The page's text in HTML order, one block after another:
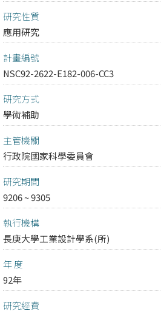
研究性質
應用研究
計畫編號
NSC92-2622-E182-006-CC3
研究方式
學術補助
主管機關
行政院國家科學委員會
研究期間
9206 ~ 9305
執行機構
長庚大學工業設計學系(所)
年 度
92年
研究經費